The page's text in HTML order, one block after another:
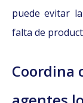
puede evitar
falta de
Coordina